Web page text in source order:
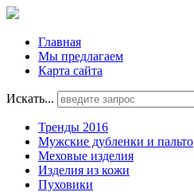
Главная
Мы предлагаем
Карта сайта
Искать...
Тренды 2016
Мужские дубленки и пальто
Меховые изделия
Изделия из кожи
Пуховики